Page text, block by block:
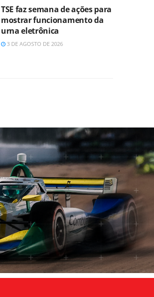
TSE faz semana de ações para
mostrar funcionamento da
urna eletrônica
3 DE AGOSTO DE 2026